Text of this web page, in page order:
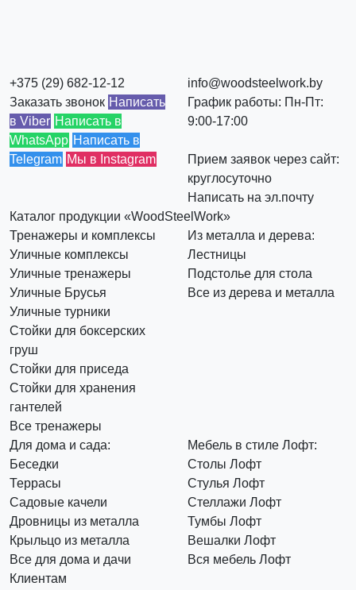
+375 (29) 682-12-12
Заказать звонок Написать
в Viber Написать в
WhatsApp Написать в
Telegram Мы в Instagram
info@woodsteelwork.by
График работы: Пн-Пт:
9:00-17:00
Прием заявок через сайт:
круглосуточно
Написать на эл.почту
Каталог продукции «WoodSteelWork»
Тренажеры и комплексы
Уличные комплексы
Уличные тренажеры
Уличные Брусья
Уличные турники
Стойки для боксерских
груш
Стойки для приседа
Стойки для хранения
гантелей
Все тренажеры
Из металла и дерева:
Лестницы
Подстолье для стола
Все из дерева и металла
Для дома и сада:
Беседки
Террасы
Садовые качели
Дровницы из металла
Крыльцо из металла
Все для дома и дачи
Мебель в стиле Лофт:
Столы Лофт
Стулья Лофт
Стеллажи Лофт
Тумбы Лофт
Вешалки Лофт
Вся мебель Лофт
Клиентам